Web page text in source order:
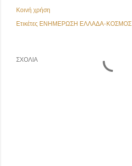
Κοινή χρήση
Ετικέτες ΕΝΗΜΕΡΩΣΗ ΕΛΛΑΔΑ-ΚΟΣΜΟΣ
ΣΧΌΛΙΑ